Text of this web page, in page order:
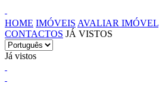
HOME IMÓVEIS AVALIAR IMÓVEL
CONTACTOS JÁ VISTOS
Já vistos